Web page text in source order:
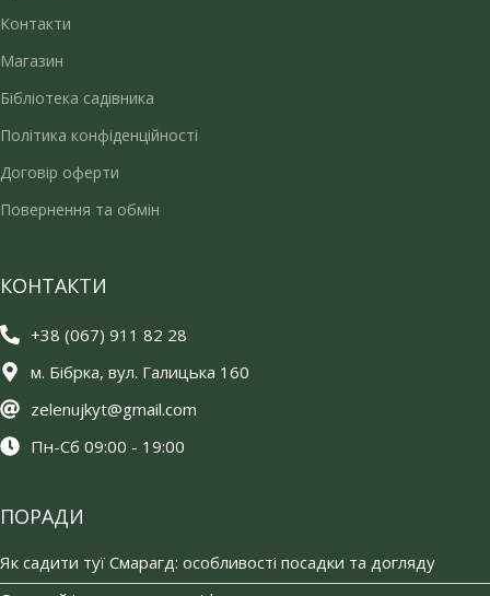
Контакти
Магазин
Бібліотека садівника
Політика конфіденційності
Договір оферти
Повернення та обмін
КОНТАКТИ
+38 (067) 911 82 28
м. Бібрка, вул. Галицька 160
zelenujkyt@gmail.com
Пн-Сб 09:00 - 19:00
ПОРАДИ
Як садити туї Смарагд: особливості посадки та догляду